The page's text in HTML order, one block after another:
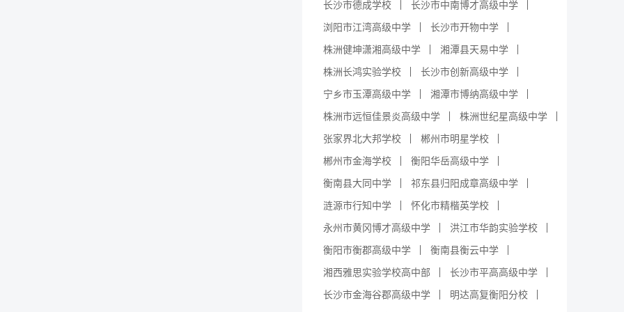
长沙市德成学校
长沙市中南博才高级中学
浏阳市江湾高级中学
长沙市开物中学
株洲健坤潇湘高级中学
湘潭县天易中学
株洲长鸿实验学校
长沙市创新高级中学
宁乡市玉潭高级中学
湘潭市博纳高级中学
株洲市远恒佳景炎高级中学
株洲世纪星高级中学
张家界北大邦学校
郴州市明星学校
郴州市金海学校
衡阳华岳高级中学
衡南县大同中学
祁东县归阳成章高级中学
涟源市行知中学
怀化市精楷英学校
永州市黄冈博才高级中学
洪江市华韵实验学校
衡阳市衡郡高级中学
衡南县衡云中学
湘西雅思实验学校高中部
长沙市平高高级中学
长沙市金海谷郡高级中学
明达高复衡阳分校